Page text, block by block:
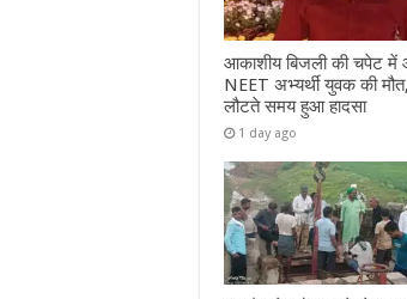
आकाशीय बिजली की चपेट
NEET अभ्यर्थी युवक की
लौटते समय हुआ हादसा
1 day ago